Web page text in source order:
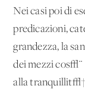
Nei casi poi di
predicazioni,
grandezza, la
dei mezzi
alla tranquillit√†